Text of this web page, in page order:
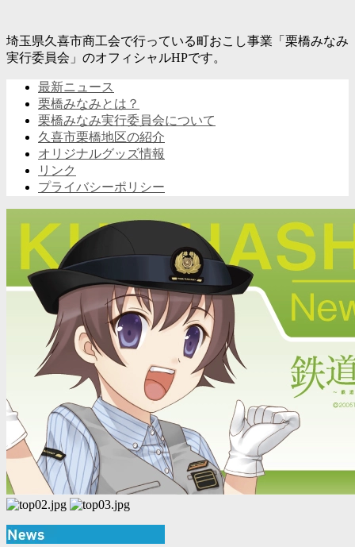
埼玉県久喜市商工会で行っている町おこし事業「栗橋みなみ
実行委員会」のオフィシャルHPです。
最新ニュース
栗橋みなみとは？
栗橋みなみ実行委員会について
久喜市栗橋地区の紹介
オリジナルグッズ情報
リンク
プライバシーポリシー